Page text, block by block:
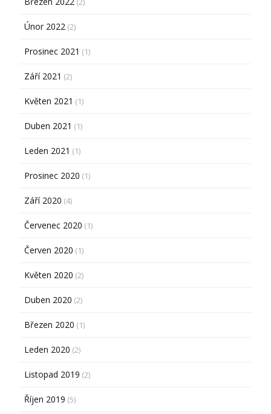
Únor 2022 (2)
Prosinec 2021 (1)
Září 2021 (2)
Květen 2021 (1)
Duben 2021 (1)
Leden 2021 (1)
Prosinec 2020 (1)
Září 2020 (4)
Červenec 2020 (1)
Červen 2020 (1)
Květen 2020 (2)
Duben 2020 (2)
Březen 2020 (1)
Leden 2020 (2)
Listopad 2019 (2)
Říjen 2019 (5)